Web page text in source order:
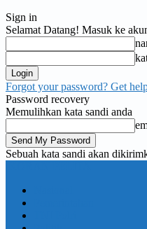
Sign in
Selamat Datang! Masuk ke
Forgot your password? Get
Password recovery
Memulihkan kata sandi anda
Sebuah kata sandi akan